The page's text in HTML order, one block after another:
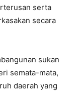
serta
secara
sukan
semata-mata,
daerah yang